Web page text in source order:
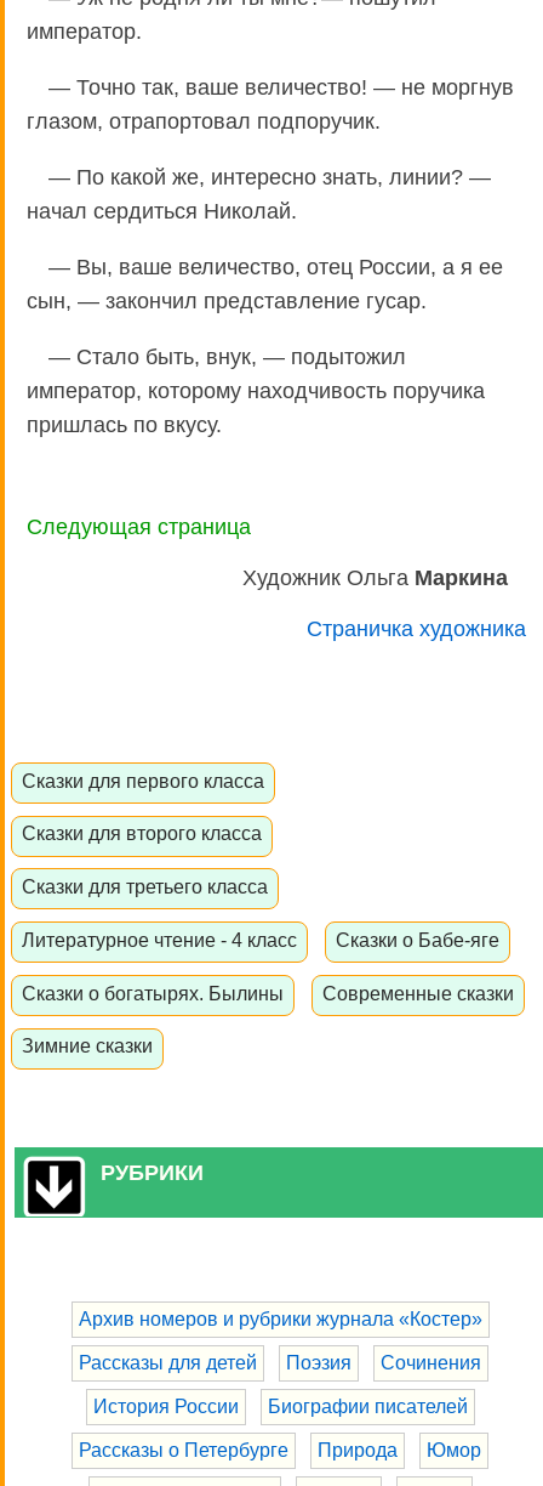
император.
— Точно так, ваше величество! — не моргнув
глазом, отрапортовал подпоручик.
— По какой же, интересно знать, линии? —
начал сердиться Николай.
— Вы, ваше величество, отец России, а я ее
сын, — закончил представление гусар.
— Стало быть, внук, — подытожил
император, которому находчивость поручика
пришлась по вкусу.
Следующая страница
Художник Ольга Маркина
Страничка художника
Сказки для первого класса
Сказки для второго класса
Сказки для третьего класса
Литературное чтение - 4 класс Сказки о Бабе-яге
Сказки о богатырях. Былины Современные сказки
Зимние сказки
РУБРИКИ
Архив номеров и рубрики журнала «Костер»
Рассказы для детей Поэзия Сочинения
История России Биографии писателей
Рассказы о Петербурге Природа Юмор